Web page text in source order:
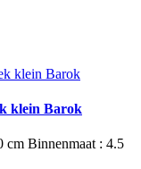
klein Barok
cm Binnenmaat : 4.5